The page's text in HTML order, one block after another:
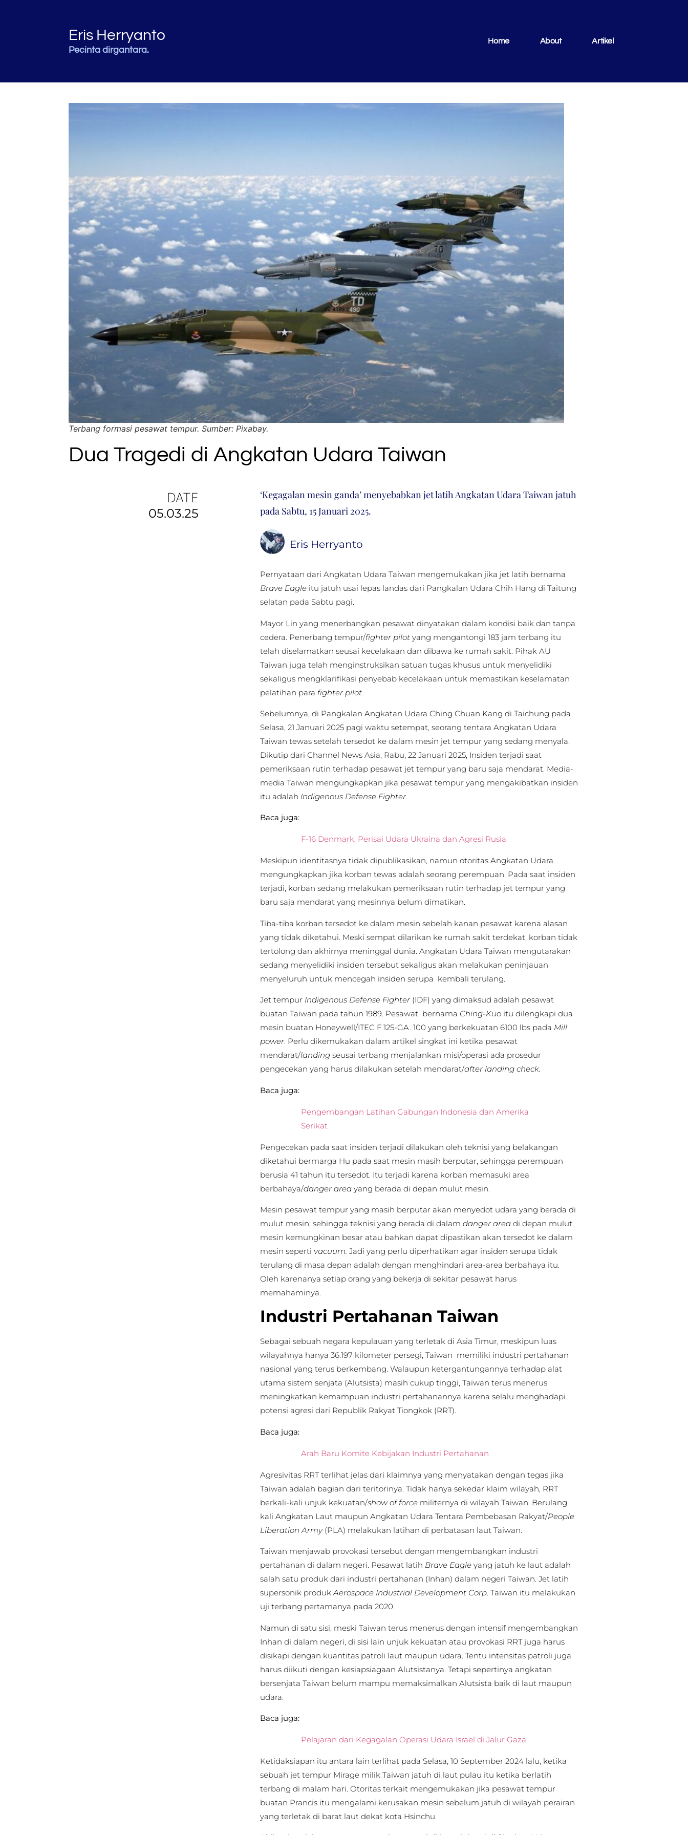
Eris Herryanto
Pecinta dirgantara.
Home About Artikel
Terbang formasi pesawat tempur. Sumber: Pixabay.
Dua Tragedi di Angkatan Udara Taiwan
DATE
05.03.25
‘Kegagalan mesin ganda’ menyebabkan jet latih Angkatan Udara Taiwan jatuh
pada Sabtu, 15 Januari 2025.
Eris Herryanto
Pernyataan dari Angkatan Udara Taiwan mengemukakan jika jet latih bernama
Brave Eagle itu jatuh usai lepas landas dari Pangkalan Udara Chih Hang di Taitung
selatan pada Sabtu pagi.
Mayor Lin yang menerbangkan pesawat dinyatakan dalam kondisi baik dan tanpa
cedera. Penerbang tempur/fighter pilotyang mengantongi 183 jam terbang itu
telah diselamatkan seusai kecelakaan dan dibawa ke rumah sakit. Pihak AU
Taiwan juga telah menginstruksikan satuan tugas khusus untuk menyelidiki
sekaligus mengklarifikasi penyebab kecelakaan untuk memastikan keselamatan
pelatihan para fighter pilot.
Sebelumnya, di Pangkalan Angkatan Udara Ching Chuan Kang di Taichung pada
Selasa, 21 Januari 2025 pagi waktu setempat, seorang tentara Angkatan Udara
Taiwan tewas setelah tersedot ke dalam mesin jet tempur yang sedang menyala.
Dikutip dari Channel News Asia, Rabu, 22 Januari 2025, Insiden terjadi saat
pemeriksaan rutin terhadap pesawat jet tempur yang baru saja mendarat. Media-
media Taiwan mengungkapkan jika pesawat tempur yang mengakibatkan insiden
itu adalah Indigenous Defense Fighter.
Baca juga:
F-16 Denmark, Perisai Udara Ukraina dan Agresi Rusia
Meskipun identitasnya tidak dipublikasikan, namun otoritas Angkatan Udara
mengungkapkan jika korban tewas adalah seorang perempuan. Pada saat insiden
terjadi, korban sedang melakukan pemeriksaan rutin terhadap jet tempur yang
baru saja mendarat yang mesinnya belum dimatikan.
Tiba-tiba korban tersedot ke dalam mesin sebelah kanan pesawat karena alasan
yang tidak diketahui. Meski sempat dilarikan ke rumah sakit terdekat, korban tidak
tertolong dan akhirnya meninggal dunia. Angkatan Udara Taiwan mengutarakan
sedang menyelidiki insiden tersebut sekaligus akan melakukan peninjauan
menyeluruh untuk mencegah insiden serupa kembali terulang.
Jet tempur Indigenous Defense Fighter (IDF) yang dimaksud adalah pesawat
buatan Taiwan pada tahun 1989. Pesawat bernama Ching-Kuo itu dilengkapi dua
mesin buatan Honeywell/ITEC F 125-GA. 100 yang berkekuatan 6100 lbs pada Mill
power. Perlu dikemukakan dalam artikel singkat ini ketika pesawat
mendarat/landing seusai terbang menjalankan misi/operasi ada prosedur
pengecekan yang harus dilakukan setelah mendarat/after landing check.
Baca juga:
Pengembangan Latihan Gabungan Indonesia dan Amerika
Serikat
Pengecekan pada saat insiden terjadi dilakukan oleh teknisi yang belakangan
diketahui bermarga Hu pada saat mesin masih berputar, sehingga perempuan
berusia 41 tahun itu tersedot. Itu terjadi karena korban memasuki area
berbahaya/danger area yang berada di depan mulut mesin.
Mesin pesawat tempur yang masih berputar akan menyedot udara yang berada di
mulut mesin; sehingga teknisi yang berada di dalam danger areadi depan mulut
mesin kemungkinan besar atau bahkan dapat dipastikan akan tersedot ke dalam
mesin seperti vacuum. Jadi yang perlu diperhatikan agar insiden serupa tidak
terulang di masa depan adalah dengan menghindari area-area berbahaya itu.
Oleh karenanya setiap orang yang bekerja di sekitar pesawat harus
memahaminya.
Industri Pertahanan Taiwan
Sebagai sebuah negara kepulauan yang terletak di Asia Timur, meskipun luas
wilayahnya hanya 36.197 kilometer persegi, Taiwan memiliki industri pertahanan
nasional yang terus berkembang. Walaupun ketergantungannya terhadap alat
utama sistem senjata (Alutsista) masih cukup tinggi, Taiwan terus menerus
meningkatkan kemampuan industri pertahanannya karena selalu menghadapi
potensi agresi dari Republik Rakyat Tiongkok (RRT).
Baca juga:
Arah Baru Komite Kebijakan Industri Pertahanan
Agresivitas RRT terlihat jelas dari klaimnya yang menyatakan dengan tegas jika
Taiwan adalah bagian dari teritorinya. Tidak hanya sekedar klaim wilayah, RRT
berkali-kali unjuk kekuatan/show of forcemiliternya di wilayah Taiwan. Berulang
kali Angkatan Laut maupun Angkatan Udara Tentara Pembebasan Rakyat/People
Liberation Army (PLA) melakukan latihan di perbatasan laut Taiwan.
Taiwan menjawab provokasi tersebut dengan mengembangkan industri
pertahanan di dalam negeri. Pesawat latih Brave Eagleyang jatuh ke laut adalah
salah satu produk dari industri pertahanan (Inhan) dalam negeri Taiwan. Jet latih
supersonik produkAerospace Industrial Development Corp. Taiwan itu melakukan
uji terbang pertamanya pada 2020.
Namun di satu sisi, meski Taiwan terus menerus dengan intensif mengembangkan
Inhan di dalam negeri, di sisi lain unjuk kekuatan atau provokasi RRT juga harus
disikapi dengan kuantitas patroli laut maupun udara. Tentu intensitas patroli juga
harus diikuti dengan kesiapsiagaan Alutsistanya. Tetapi sepertinya angkatan
bersenjata Taiwan belum mampu memaksimalkan Alutsista baik di laut maupun
udara.
Baca juga:
Pelajaran dari Kegagalan Operasi Udara Israel di Jalur Gaza
Ketidaksiapan itu antara lain terlihat pada Selasa, 10 September 2024 lalu, ketika
sebuah jet tempur Mirage milik Taiwan jatuh di laut pulau itu ketika berlatih
terbang di malam hari. Otoritas terkait mengemukakan jika pesawat tempur
buatan Prancis itu mengalami kerusakan mesin sebelum jatuh di wilayah perairan
yang terletak di barat laut dekat kota Hsinchu.